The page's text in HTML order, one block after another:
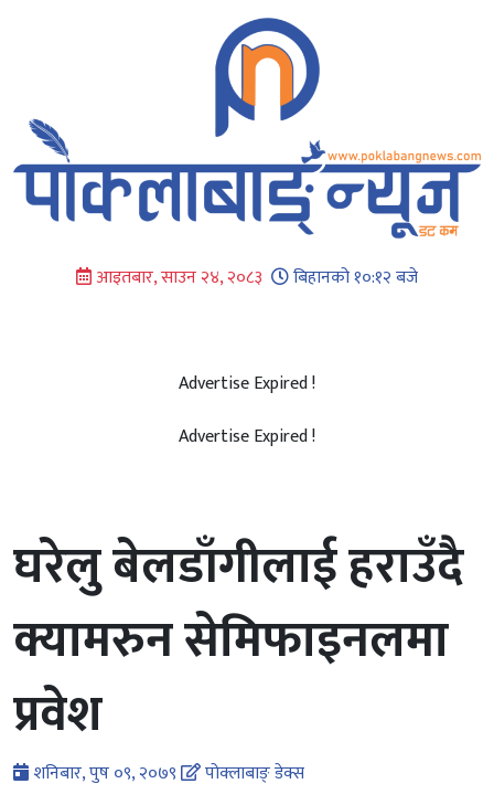
आइतबार, साउन २४, २०८३ बिहानको १०:१२ बजे
Advertise Expired !
Advertise Expired !
घरेलु बेलडाँगीलाई हराउँदै
क्यामरुन सेमिफाइनलमा
प्रवेश
शनिबार, पुष ०९, २०७९ पोक्लाबाङ् डेक्स